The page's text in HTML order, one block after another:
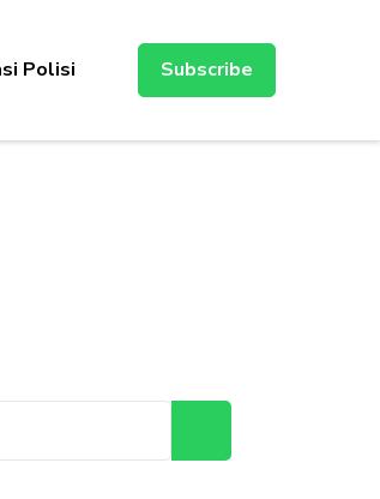
Polisi Subscribe